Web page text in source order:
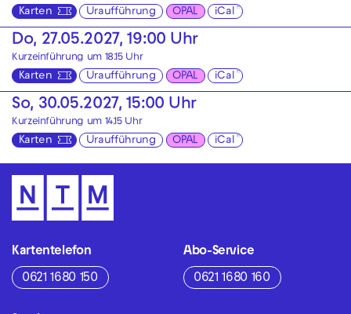
Karten Uraufführung OPAL iCal
Do, 27.05.2027, 19:00 Uhr
Kurzeinführung um 18.15 Uhr
Karten Uraufführung OPAL iCal
So, 30.05.2027, 15:00 Uhr
Kurzeinführung um 14.15 Uhr
Karten Uraufführung OPAL iCal
Kartentelefon
0621 1680 150
Abo-Service
0621 1680 160